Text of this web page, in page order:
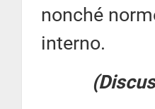
nonché
interno.